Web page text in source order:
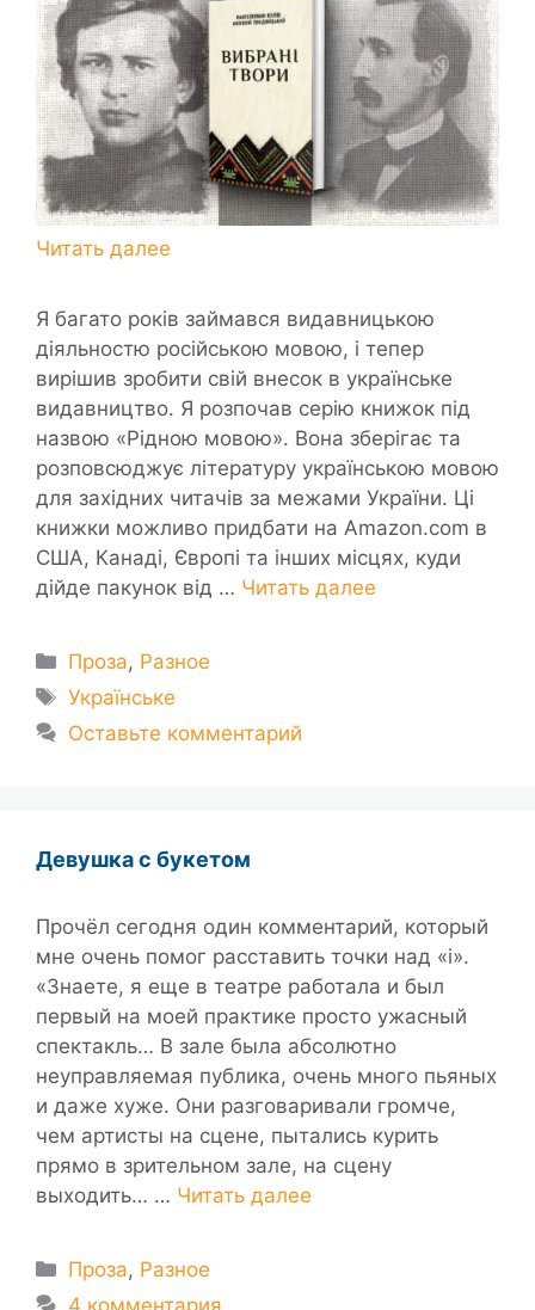
Я багато років займався видавницькою
діяльностю російською мовою, і тепер
вирішив зробити свій внесок в українське
видавництво. Я розпочав серію книжок під
назвою «Рідною мовою». Вона зберігає та
розповсюджує літературу українською мовою
для західних читачів за межами України. Ці
книжки можливо придбати на Amazon.com в
США, Канаді, Європі та інших місцях, куди
дійде пакунок від … Читать далее
Рубрики
Проза, Разное
Метки
Українське
Оставьте комментарий
Девушка с букетом
Прочёл сегодня один комментарий, который
мне очень помог расставить точки над «і».
«Знаете, я еще в театре работала и был
первый на моей практике просто ужасный
спектакль… В зале была абсолютно
неуправляемая публика, очень много пьяных
и даже хуже. Они разговаривали громче,
чем артисты на сцене, пытались курить
прямо в зрительном зале, на сцену
выходить… … Читать далее
Рубрики
Проза, Разное
4 комментария